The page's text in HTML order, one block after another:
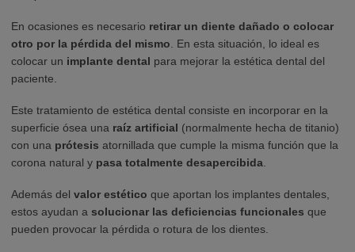
En ocasiones es necesario retirar un diente dañado o colocar
otro por la pérdida del mismo. En esta situación, lo ideal es
colocar un implante dental para mejorar la estética dental del
paciente.
Este tratamiento de estética dental consiste en incorporar en la
superficie ósea una raíz artificial (normalmente hecha de titanio)
con una prótesis atornillada que cumple la misma función que la
corona natural y pasa totalmente desapercibida.
Además del valor estético que aportan los implantes dentales,
estos ayudan a solucionar las deficiencias funcionales que
pueden provocar la pérdida o rotura de los dientes.